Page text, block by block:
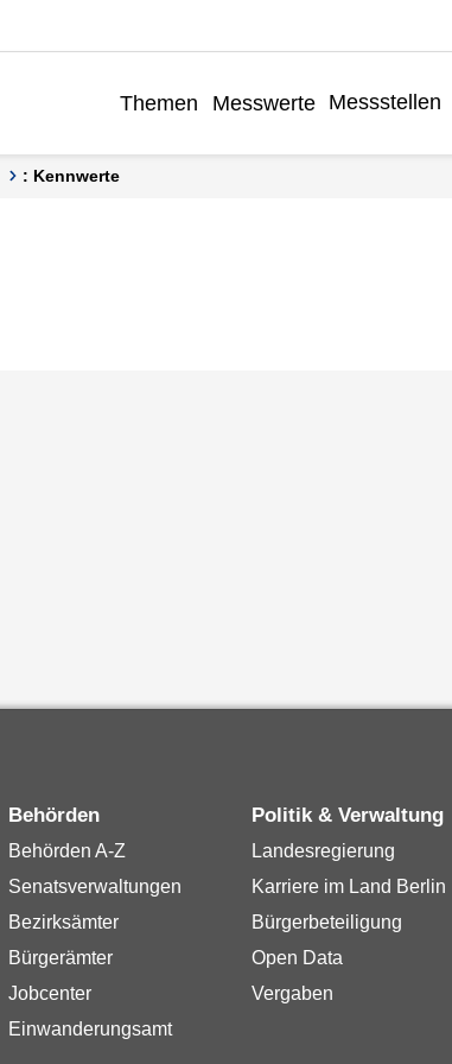
Themen Messwerte Messstellen
: Kennwerte
Behörden
Behörden A-Z
Senatsverwaltungen
Bezirksämter
Bürgerämter
Jobcenter
Einwanderungsamt
Politik & Verwaltung
Landesregierung
Karriere im Land Berlin
Bürgerbeteiligung
Open Data
Vergaben